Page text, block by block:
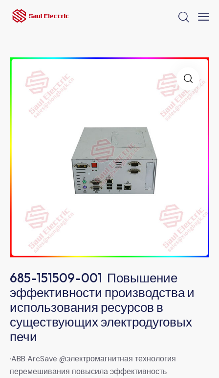
685-151509-001 Повышение
эффективности производства и
использования ресурсов в
существующих электродуговых
печи
·ABB ArcSave @электромагнитная технология
перемешивания повысила эффективность